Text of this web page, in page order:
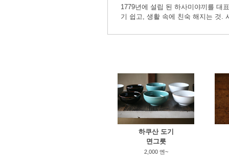
1779년에 설립 된 하사미야끼를 대
기 쉽고, 생활 속에 친숙 해지는 것.
하쿠산 도기
면그릇
2,000 엔~